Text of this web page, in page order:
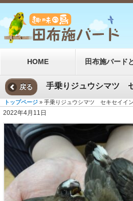
HOME 田布施バード
戻る
トップページ » 手乗りジュウシマツ セキセイイ
2022年4月11日